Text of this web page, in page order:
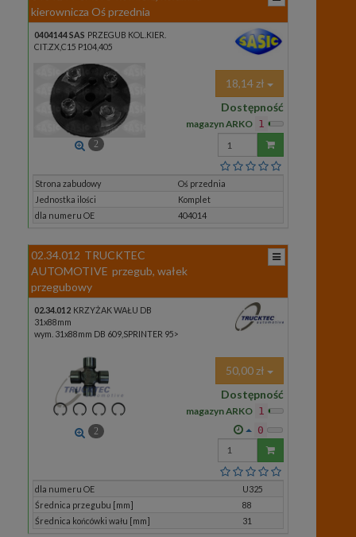
kierownicza Oś przednia
0404144 SAS PRZEGUB KOL.KIER.
CIT.ZX,C15 P104,405
2
18,14 zł
Dostępność
magazyn ARKO 1
Wprowadź
ilość
Strona zabudowy
Oś przednia
Jednostka ilości
Komplet
dla numeru OE
404014
02.34.012 TRUCKTEC
AUTOMOTIVE przegub, wałek
przegubowy
02.34.012 KRZYŻAK WAŁU DB
31x88mm
wym. 31x88mm DB 609,SPRINTER 95>
2
50,00 zł
Dostępność
magazyn ARKO 1
0
Wprowadź
ilość
dla numeru OE
U325
Średnica przegubu [mm]
88
Średnica końcówki wału [mm]
31